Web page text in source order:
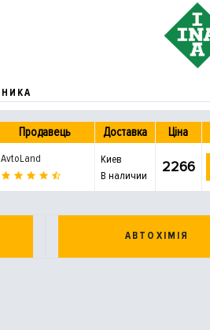
Продавець Доставка Ціна
AvtoLand
Киев
В наличии
2266
АВТОХІМІЯ